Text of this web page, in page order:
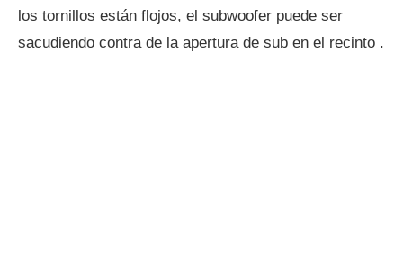
los tornillos están flojos, el subwoofer puede ser
sacudiendo contra de la apertura de sub en el recinto .